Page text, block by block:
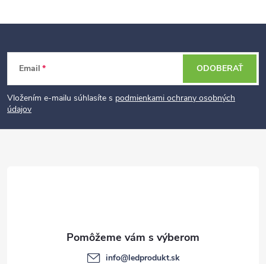
t
Email
Vložením e-mailu súhlasíte s podmienkami ochrany osobných
údajov
ODOBERAŤ
info@ledprodukt.sk